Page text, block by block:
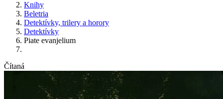
Knihy
Beletria
Detektívky, trilery a horory
Detektívky
Piate evanjelium
Čítaná